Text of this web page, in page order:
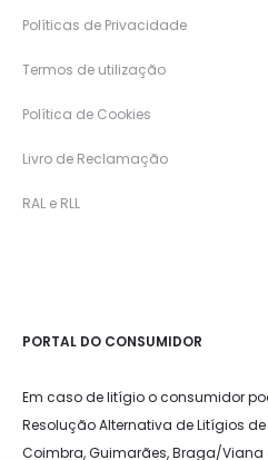
Políticas de Privacidade
Termos de utilização
Política de Cookies
Livro de Reclamação
RAL e RLL
PORTAL DO CONSUMIDOR
Em caso de litígio o consumidor
Resolução Alternativa de Litígios de
Coimbra, Guimarães, Braga/Viana